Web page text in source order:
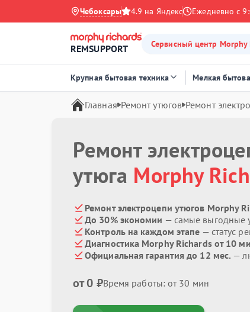
Чебоксары 4.9 на Яндекс Ежедневно с
REMSUPPORT Сервисный центр Morphy
Крупная бытовая техника Мелкая
Главная Ремонт утюгов Ремонт
Ремонт
утюга Morphy
Ремонт электроцепи утюгов Morphy
До 30% экономии — самые выгодные
Контроль на каждом этапе — статус
Диагностика Morphy Richards от 10
Официальная гарантия до 12 мес. —
от 0 ₽Время работы: от 30 мин